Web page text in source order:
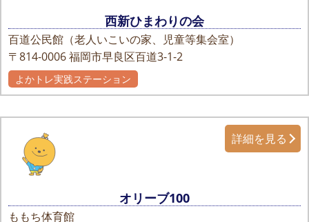
西新ひまわりの会
百道公民館（老人いこいの家、児童等集会室）
〒814-0006福岡市早良区百道3-1-2
よかトレ実践ステーション
オリーブ100
ももち体育館
詳細を見る